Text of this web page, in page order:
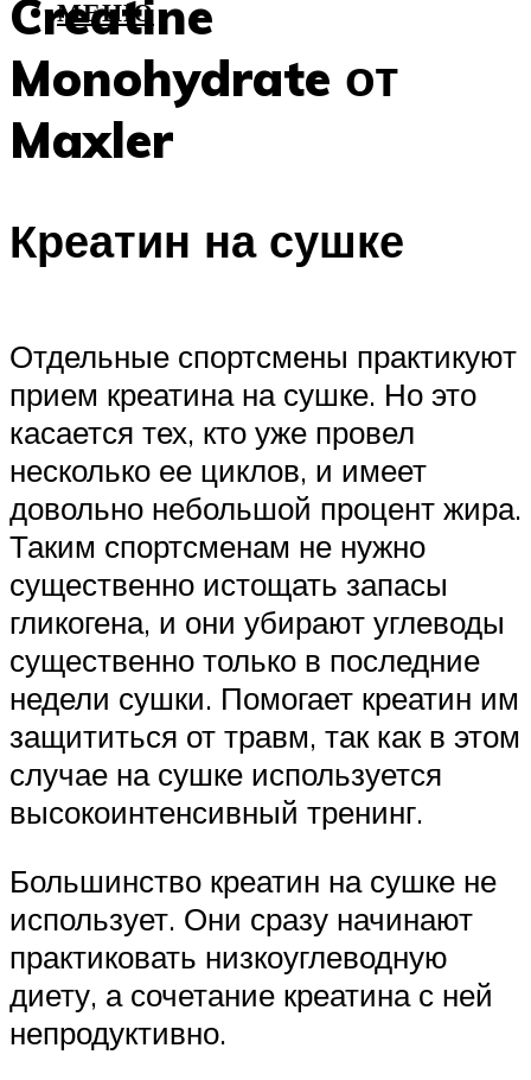
МЕНЮ
Creatine
Monohydrate от
Maxler
Креатин на сушке
Отдельные спортсмены практикуют
прием креатина на сушке. Но это
касается тех, кто уже провел
несколько ее циклов, и имеет
довольно небольшой процент жира.
Таким спортсменам не нужно
существенно истощать запасы
гликогена, и они убирают углеводы
существенно только в последние
недели сушки. Помогает креатин им
защититься от травм, так как в этом
случае на сушке используется
высокоинтенсивный тренинг.
Большинство креатин на сушке не
использует. Они сразу начинают
практиковать низкоуглеводную
диету, а сочетание креатина с ней
непродуктивно.